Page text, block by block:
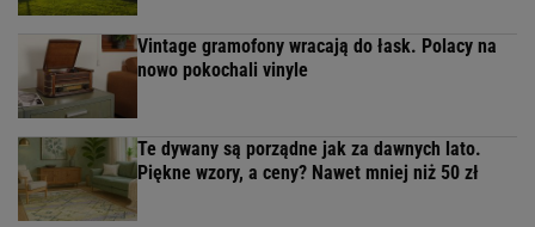
Vintage gramofony wracają do łask. Polacy na
nowo pokochali vinyle
Te dywany są porządne jak za dawnych lato.
Piękne wzory, a ceny? Nawet mniej niż 50 zł